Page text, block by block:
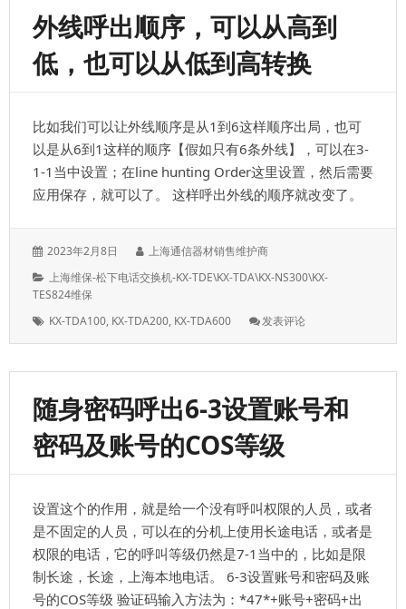
机，
授
权
许
可
外线呼出顺序，可以从高到
低，也可以从低到高转换
比如我们可以让外线顺序是从1到6这样顺序出局，也可
以是从6到1这样的顺序【假如只有6条外线】，可以在3-
1-1当中设置；在line hunting Order这里设置，然后需要
应用保存，就可以了。 这样呼出外线的顺序就改变了。
发
于：
2023年2月8日
作
上海通信器材销售维护商
分
类：
上海维保-松下电话交换机-KX-TDE\KX-TDA\KX-NS300\KX-
TES824维保
标
KX-TDA100, KX-TDA200, KX-TDA600 发表评论: 外
出
序，
可
低，
也
以
从
低
随身密码呼出6-3设置账号和
密码及账号的COS等级
设置这个的作用，就是给一个没有呼叫权限的人员，或者
是不固定的人员，可以在的分机上使用长途电话，或者是
权限的电话，它的呼叫等级仍然是7-1当中的，比如是限
制长途，长途，上海本地电话。 6-3设置账号和密码及账
号的COS等级 验证码输入方法为：*47*+账号+密码+出